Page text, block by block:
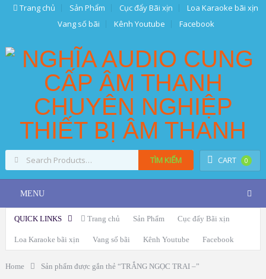
Trang chủ Sản Phẩm Cục đẩy Bãi xịn
Loa Karaoke bãi xịn
Vang số bãi
Kênh Youtube Facebook
CART 0
TÌM KIẾM
MENU
QUICK LINKS Trang chủ Sản Phẩm Cục đẩy Bãi xịn
Loa Karaoke bãi xịn Vang số bãi Kênh Youtube Facebook
Home Sản phẩm được gắn thẻ “TRẮNG NGỌC TRAI –”